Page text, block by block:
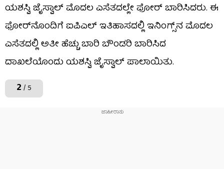
ಯಶಸ್ವಿ ಜೈಸ್ವಾಲ್ ಮೊದಲ ಎಸೆತದಲ್ಲೇ ಫೋರ್ ಬಾರಿಸಿದರು. ಈ
ಫೋರ್​ನೊಂದಿಗೆ ಐಪಿಎಲ್​ ಇತಿಹಾಸದಲ್ಲಿ ಇನಿಂಗ್ಸ್​ನ ಮೊದಲ
ಎಸೆತದಲ್ಲಿ ಅತೀ ಹೆಚ್ಚು ಬಾರಿ ಬೌಂಡರಿ ಬಾರಿಸಿದ
ದಾಖಲೆಯೊಂದು ಯಶಸ್ವಿ ಜೈಸ್ವಾಲ್ ಪಾಲಾಯಿತು.
2 / 5